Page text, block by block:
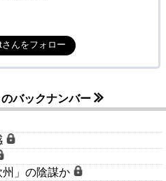
んをフォロー
バックナンバー
州」の陰謀か